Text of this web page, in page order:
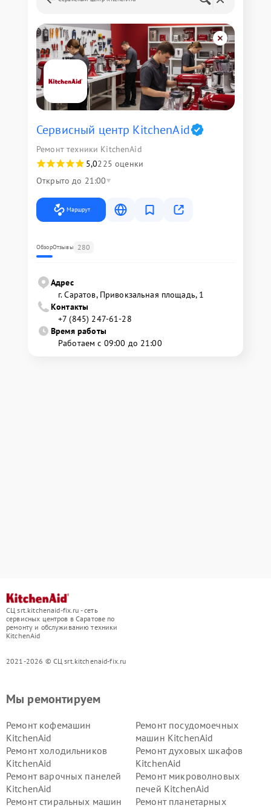
Сервисный центр KitchenAid
Ремонт техники KitchenAid
5,0225 оценки
Открыто до 21:00
Маршрут
ОбзорОтзывы 280
Адрес
г. Саратов, Привокзальная площадь, 1
Контакты
+7 (845) 247-61-28
Время работы
Работаем с 09:00 до 21:00
СЦ srt.kitchenaid-fix.ru - сеть
сервисных центров в Саратове по
ремонту и обслуживанию техники
KitchenAid
2021-2026 © СЦ srt.kitchenaid-fix.ru
Мы ремонтируем
Ремонт кофемашин
KitchenAid
Ремонт посудомоечных
машин KitchenAid
Ремонт холодильников
KitchenAid
Ремонт духовых шкафов
KitchenAid
Ремонт варочных панелей
KitchenAid
Ремонт микроволновых
печей KitchenAid
Ремонт стиральных машин
Ремонт планетарных